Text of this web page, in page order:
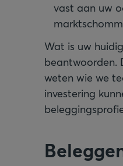
vast aan uw
Wat is uw
beantwoorden.
weten wie we
investering